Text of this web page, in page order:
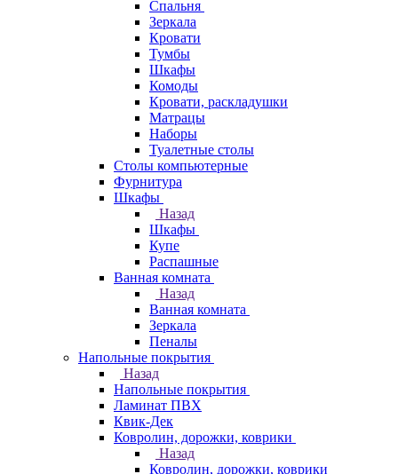
Спальня
Зеркала
Кровати
Тумбы
Шкафы
Комоды
Кровати, раскладушки
Матрацы
Наборы
Туалетные столы
Столы компьютерные
Фурнитура
Шкафы
Назад
Шкафы
Купе
Распашные
Ванная комната
Назад
Ванная комната
Зеркала
Пеналы
Напольные покрытия
Назад
Напольные покрытия
Ламинат ПВХ
Квик-Дек
Ковролин, дорожки, коврики
Назад
Ковролин, дорожки, коврики